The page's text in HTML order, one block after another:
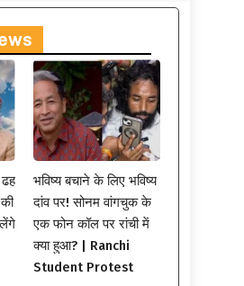
भविष्य बचाने के लिए भविष्य
दांव पर! सोनम वांगचुक के
एक फोन कॉल पर रांची में
क्या हुआ? | Ranchi
Student Protest